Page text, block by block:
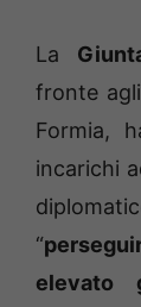
La
fronte
Formia,
incarichi
“
elevato